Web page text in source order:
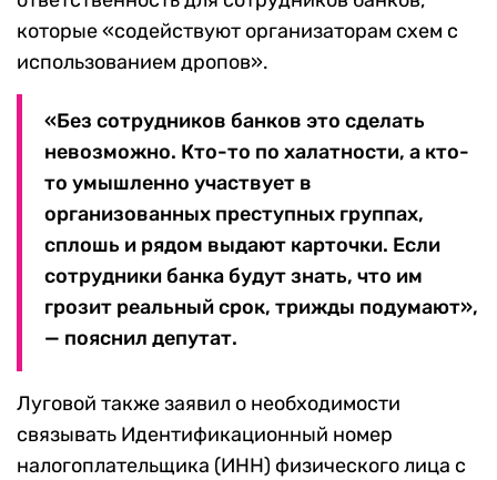
которые «содействуют организаторам схем с
использованием дропов».
«Без сотрудников банков это сделать
невозможно. Кто-то по халатности, а кто-
то умышленно участвует в
организованных преступных группах,
сплошь и рядом выдают карточки. Если
сотрудники банка будут знать, что им
грозит реальный срок, трижды подумают»,
— пояснил депутат.
Луговой также заявил о необходимости
связывать Идентификационный номер
налогоплательщика (ИНН) физического лица с